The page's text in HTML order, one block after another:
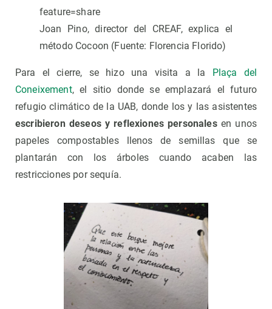
feature=share
Joan Pino, director del CREAF, explica el
método Cocoon (Fuente: Florencia Florido)
Para el cierre, se hizo una visita a la Plaça del
Coneixement, el sitio donde se emplazará el futuro
refugio climático de la UAB, donde los y las asistentes
escribieron deseos y reflexiones personales en unos
papeles compostables llenos de semillas que se
plantarán con los árboles cuando acaben las
restricciones por sequía.